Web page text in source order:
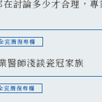
討論多少才合理，專
瓷贗復專欄
醫師淺談瓷冠家族
瓷贗復專欄